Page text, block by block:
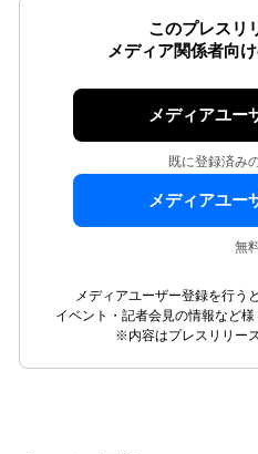
このプレスリ
メディア関係者向
メディアユー
既に登録済み
メディアユー
無
メディアユーザー登録を行う
イベント・記者会見の情報など様
※内容はプレスリリー